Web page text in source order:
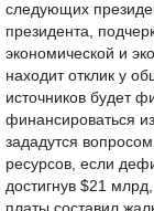
следующих
президента,
экономической и
находит отклик у
источников будет
финансироваться
зададутся
ресурсов, если
достигнув $21